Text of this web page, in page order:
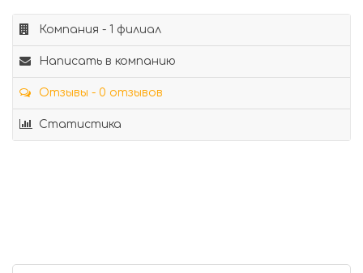
Компания - 1 филиал
Написать в компанию
Отзывы - 0 отзывов
Статистика